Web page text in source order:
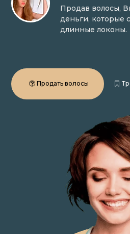
Продав волосы,
деньги, которые
длинные локоны.
Продать волосы